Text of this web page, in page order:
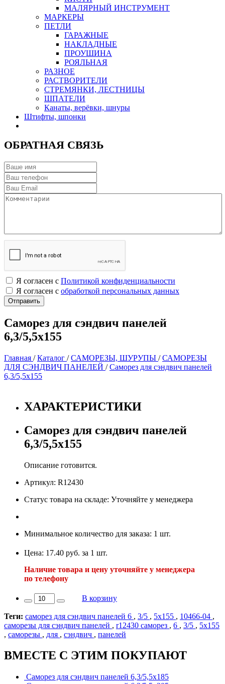
МАЛЯРНЫЙ ИНСТРУМЕНТ
МАРКЕРЫ
ПЕТЛИ
ГАРАЖНЫЕ
НАКЛАДНЫЕ
ПРОУШИНА
РОЯЛЬНАЯ
РАЗНОЕ
РАСТВОРИТЕЛИ
СТРЕМЯНКИ, ЛЕСТНИЦЫ
ШПАТЕЛИ
Канаты, верёвки, шнуры
Штифты, шпонки
ОБРАТНАЯ СВЯЗЬ
Я согласен с Политикой конфиденциальности
Я согласен с обработкой персональных данных
Саморез для сэндвич панелей
6,3/5,5х155
Главная /Каталог /САМОРЕЗЫ, ШУРУПЫ /САМОРЕЗЫ
ДЛЯ СЭНДВИЧ ПАНЕЛЕЙ /Саморез для сэндвич панелей
6,3/5,5х155
ХАРАКТЕРИСТИКИ
Саморез для сэндвич панелей
6,3/5,5х155
Описание готовится.
Артикул: R12430
Статус товара на складе: Уточняйте у менеджера
Минимальное количество для заказа: 1 шт.
Цена: 17.40 руб. за 1 шт.
Наличие товара и цену уточняйте у менеджера
по телефону
В корзину
Теги: саморез для сэндвич панелей 6 , 3/5 , 5х155 , 10466-04 ,
саморезы для сэндвич панелей , r12430 саморез , 6 , 3/5 , 5х155
, саморезы , для , сэндвич , панелей
ВМЕСТЕ С ЭТИМ ПОКУПАЮТ
Саморез для сэндвич панелей 6,3/5,5х185